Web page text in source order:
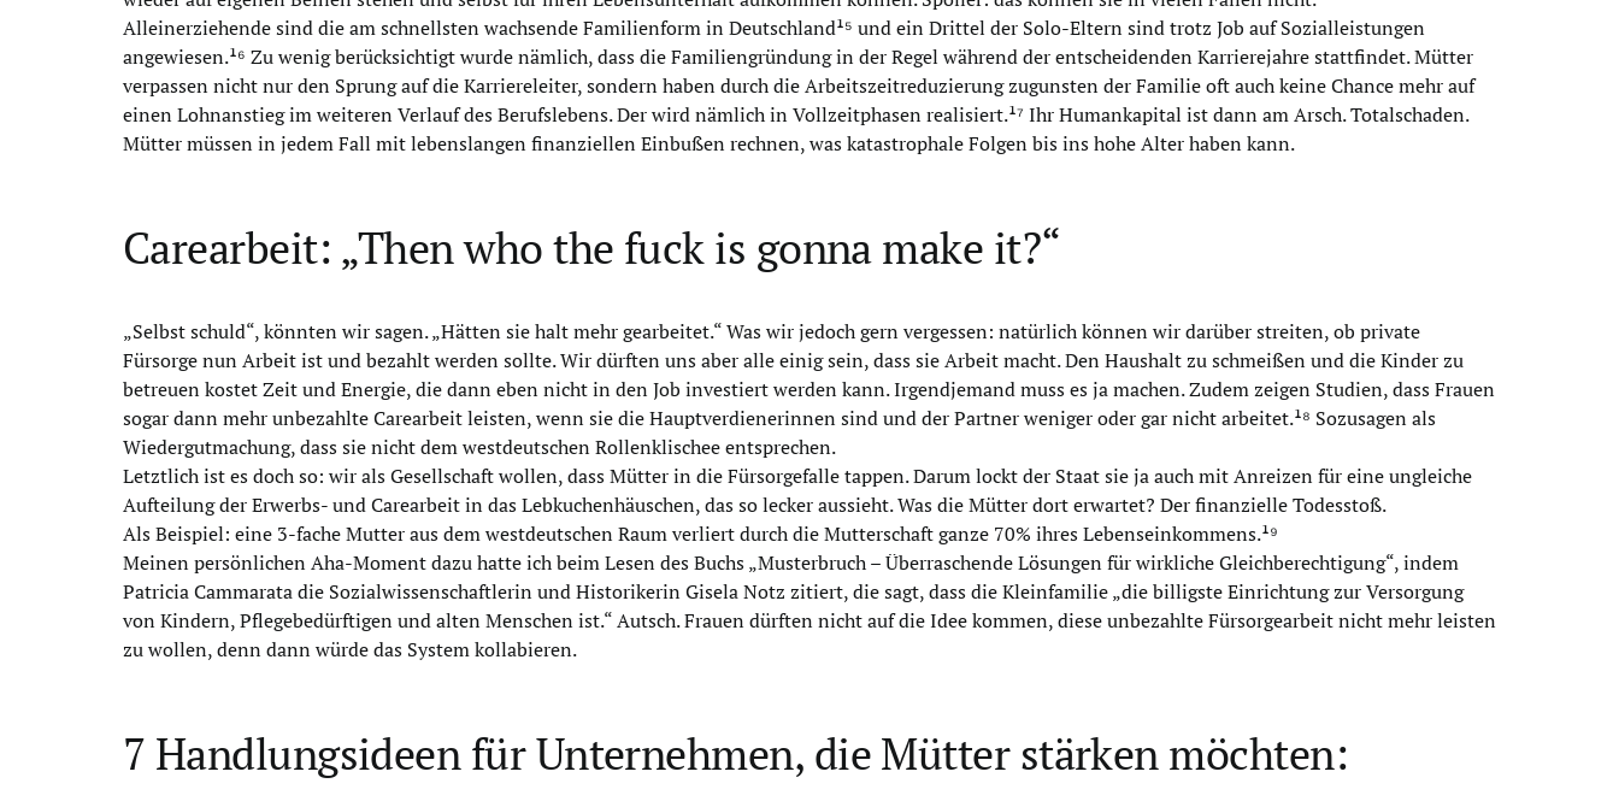
Alleinerziehende sind die am schnellsten wachsende Familienform in Deutschland¹⁵ und ein Drittel der Solo-Eltern sind trotz Job auf Sozialleistungen
angewiesen.¹⁶ Zu wenig berücksichtigt wurde nämlich, dass die Familiengründung in der Regel während der entscheidenden Karrierejahre stattfindet. Mütter
verpassen nicht nur den Sprung auf die Karriereleiter, sondern haben durch die Arbeitszeitreduzierung zugunsten der Familie oft auch keine Chance mehr auf
einen Lohnanstieg im weiteren Verlauf des Berufslebens. Der wird nämlich in Vollzeitphasen realisiert.¹⁷ Ihr Humankapital ist dann am Arsch. Totalschaden.
Mütter müssen in jedem Fall mit lebenslangen finanziellen Einbußen rechnen, was katastrophale Folgen bis ins hohe Alter haben kann.
Carearbeit: „Then who the fuck is gonna make it?“
„Selbst schuld“, könnten wir sagen. „Hätten sie halt mehr gearbeitet.“ Was wir jedoch gern vergessen: natürlich können wir darüber streiten, ob private
Fürsorge nun Arbeit ist und bezahlt werden sollte. Wir dürften uns aber alle einig sein, dass sie Arbeit macht. Den Haushalt zu schmeißen und die Kinder zu
betreuen kostet Zeit und Energie, die dann eben nicht in den Job investiert werden kann. Irgendjemand muss es ja machen. Zudem zeigen Studien, dass Frauen
sogar dann mehr unbezahlte Carearbeit leisten, wenn sie die Hauptverdienerinnen sind und der Partner weniger oder gar nicht arbeitet.¹⁸ Sozusagen als
Wiedergutmachung, dass sie nicht dem westdeutschen Rollenklischee entsprechen.
Letztlich ist es doch so: wir als Gesellschaft wollen, dass Mütter in die Fürsorgefalle tappen. Darum lockt der Staat sie ja auch mit Anreizen für eine ungleiche
Aufteilung der Erwerbs- und Carearbeit in das Lebkuchenhäuschen, das so lecker aussieht. Was die Mütter dort erwartet? Der finanzielle Todesstoß.
Als Beispiel: eine 3-fache Mutter aus dem westdeutschen Raum verliert durch die Mutterschaft ganze 70% ihres Lebenseinkommens.¹⁹
Meinen persönlichen Aha-Moment dazu hatte ich beim Lesen des Buchs „Musterbruch – Überraschende Lösungen für wirkliche Gleichberechtigung“, indem
Patricia Cammarata die Sozialwissenschaftlerin und Historikerin Gisela Notz zitiert, die sagt, dass die Kleinfamilie „die billigste Einrichtung zur Versorgung
von Kindern, Pflegebedürftigen und alten Menschen ist.“ Autsch. Frauen dürften nicht auf die Idee kommen, diese unbezahlte Fürsorgearbeit nicht mehr leisten
zu wollen, denn dann würde das System kollabieren.
7 Handlungsideen für Unternehmen, die Mütter stärken möchten: